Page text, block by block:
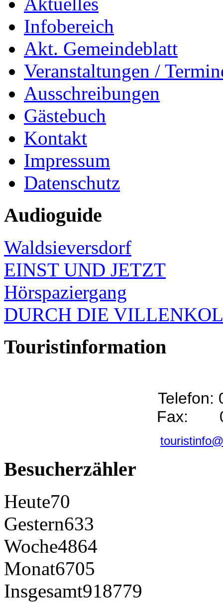
Infobereich
Akt. Gemeindeblatt
Veranstaltungen /
Ausschreibungen
Gästebuch
Kontakt
Impressum
Datenschutz
Audioguide
Waldsieversdorf
EINST UND JETZT
Hörspaziergang
DURCH DIE
Touristinformation
Telefon:
Fax:
Besucherzähler
Heute70
Gestern633
Woche4864
Monat6705
Insgesamt918779